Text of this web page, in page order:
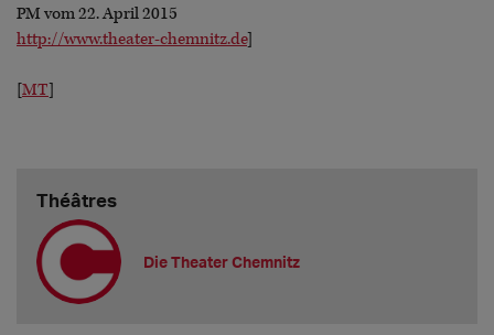
PM vom 22. April 2015
http://www.theater-chemnitz.de]
[MT]
Théâtres
Die Theater Chemnitz